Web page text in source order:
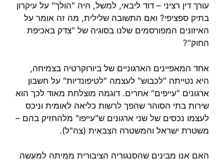
עורך דין רציני – דוד ליבאי, למשל, היה "הולך" על עיקרון
בתיק ספציפי? ואם התשובה שלילית, מה זה אומר על
האיזונים המפורסמים שלנו בסוגיה של "צדק באכיפת
החוק"?
אחד המאפיינים הארגוניים של ביורוקרטיה בצמיחה,
היא נטייתה "לכבוש" לעצמה "לטיפונדיות" על חשבון
ארגונים "עייפים" אחרים. דוגמה מוצלחת מאוד לכך הוא
שירות בתי הסוהר שהפך לרשות כליאה לאומית וניכס
לעצמו נכסים של שני ארגונים ש"עייפו" מלהחזיק בהם –
משטרת ישראל והמשטרה הצבאית (צה"ל).
האם אנו מבינים שהסנגוריה הציבורית ממיתה למעשה